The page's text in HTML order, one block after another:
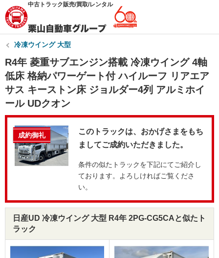
中古トラック販売/買取/レンタル
冷凍ウイング 大型
R4年 菱重サブエンジン搭載 冷凍ウイング 4軸
低床 格納パワーゲート付 ハイルーフ リアエア
サス キーストン床 ジョルダー4列 アルミホイ
ール UDクオン
成約御礼
このトラックは、おかげさまをもち
ましてご成約いただきました。
条件の似たトラックを下記にてご紹介し
ております。よろしければご覧くださ
い。
日産UD 冷凍ウイング 大型 R4年 2PG-CG5CAと似たト
ラック